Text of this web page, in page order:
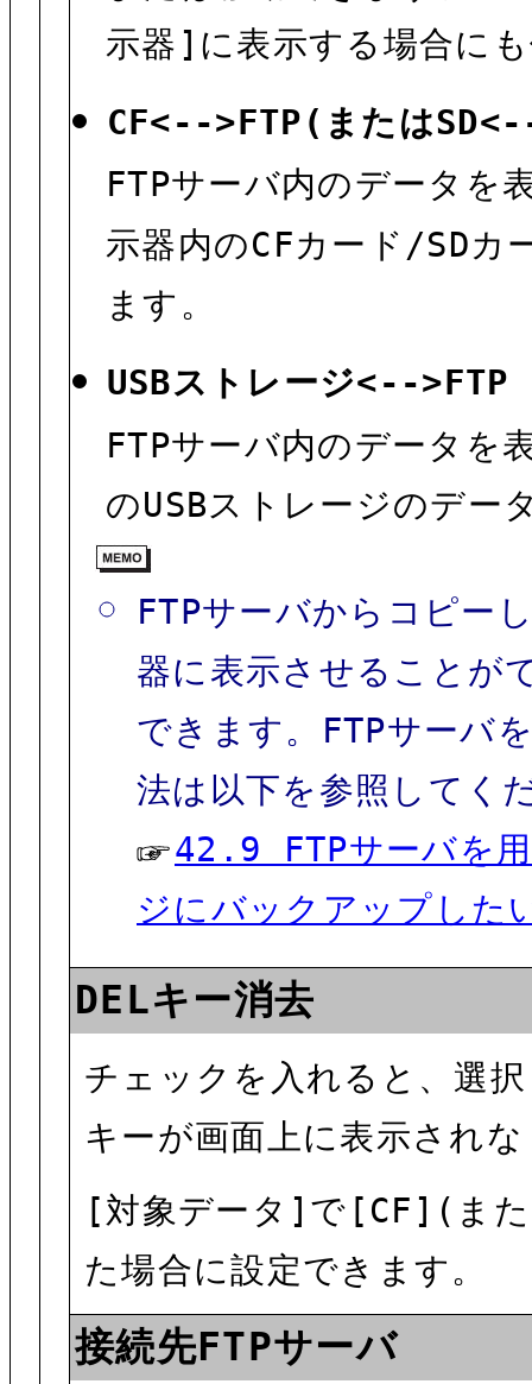
示器]に表示する場合に
CF<-->FTP(または
FTPサーバ内のデータを
示器内のCFカード/SDカ
ます。
USBストレージ<-->FTP
FTPサーバ内のデータを
のUSBストレージのデー
FTPサーバからコピー
器に表示させることが
できます。FTPサーバ
法は以下を参照してく
42.9 FTPサーバを
ジにバックアップした
DELキー消去
チェックを入れると、選
キーが画面上に表示され
[対象データ]で[CF](ま
た場合に設定できます。
接続先FTPサーバ